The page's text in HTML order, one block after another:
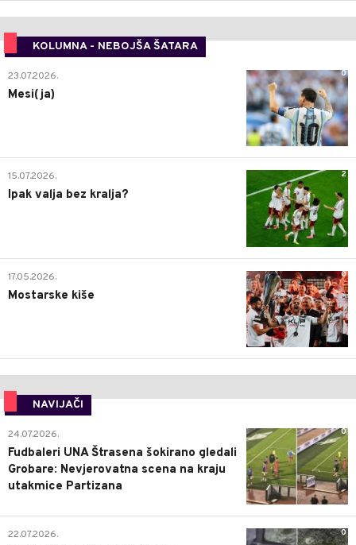
KOLUMNA - NEBOJŠA ŠATARA
0
23.07.2026.
Mesi(ja)
2
15.07.2026.
Ipak valja bez kralja?
0
17.05.2026.
Mostarske kiše
NAVIJAČI
0
24.07.2026.
Fudbaleri UNA Štrasena šokirano gledali
Grobare: Nevjerovatna scena na kraju
utakmice Partizana
0
22.07.2026.